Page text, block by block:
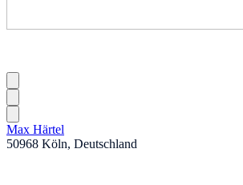
Max Härtel
50968 Köln, Deutschland